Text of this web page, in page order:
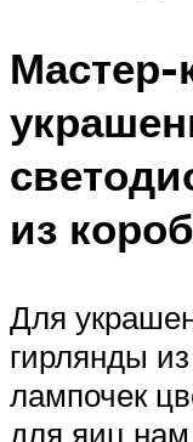
Мастер-
из
Для
гирлянды
лампочек
для яиц